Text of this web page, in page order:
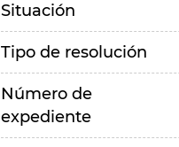
Situación
Tipo de resolución
Número de
expediente